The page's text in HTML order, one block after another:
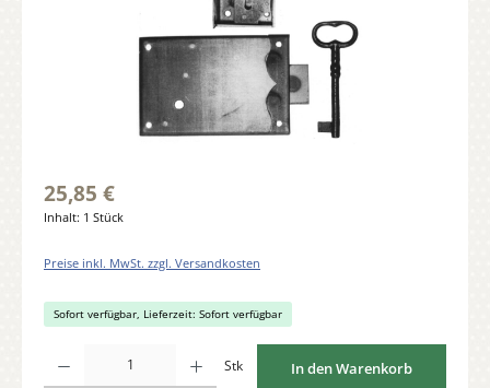
25,85 €
Inhalt: 1 Stück
Preise inkl. MwSt. zzgl. Versandkosten
Sofort verfügbar, Lieferzeit: Sofort verfügbar
Stk In den Warenkorb